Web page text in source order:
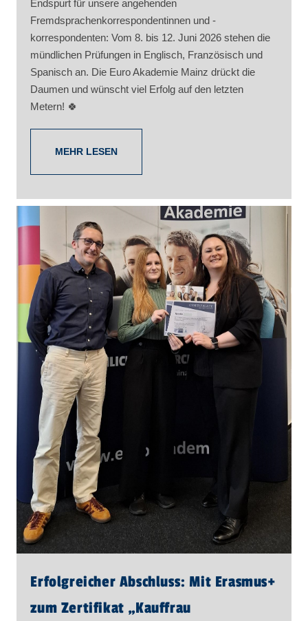
Endspurt für unsere angehenden
Fremdsprachenkorrespondentinnen und -
korrespondenten: Vom 8. bis 12. Juni 2026 stehen die
mündlichen Prüfungen in Englisch, Französisch und
Spanisch an. Die Euro Akademie Mainz drückt die
Daumen und wünscht viel Erfolg auf den letzten
Metern! 🍀
MEHR LESEN
Erfolgreicher Abschluss: Mit Erasmus+
zum Zertifikat „Kauffrau